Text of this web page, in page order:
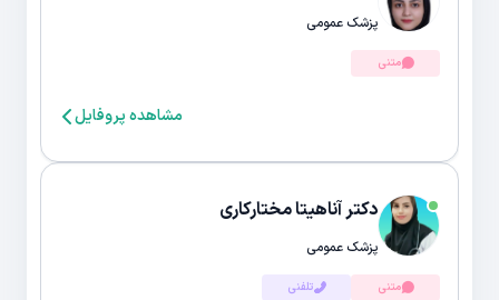
پزشک عمومی
متنی
مشاهده پروفایل
دکتر آناهیتا مختارکاری
پزشک عمومی
متنی تلفنی